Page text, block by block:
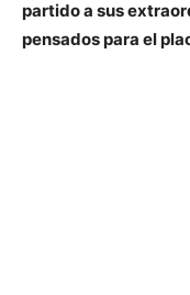
partido a sus
pensados para el